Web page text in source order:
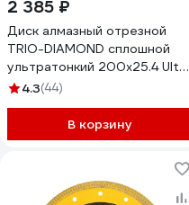
2 385 ₽
Диск алмазный отрезной
TRIO-DIAMOND сплошной
ультратонкий 200x25.4 Ultra
Thin Premium UTW505
4.3(44)
В корзину